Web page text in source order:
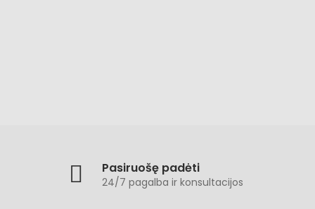
Pasiruošę padėti
24/7 pagalba ir konsultacijos